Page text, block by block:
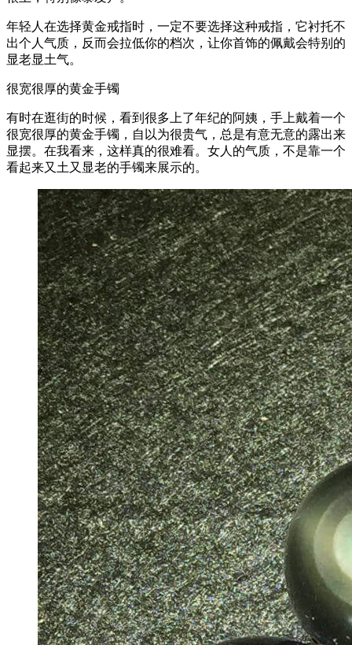
年轻人在选择黄金戒指时，一定不要选择这种戒指，它衬托不
出个人气质，反而会拉低你的档次，让你首饰的佩戴会特别的
显老显土气。
很宽很厚的黄金手镯
有时在逛街的时候，看到很多上了年纪的阿姨，手上戴着一个
很宽很厚的黄金手镯，自以为很贵气，总是有意无意的露出来
显摆。在我看来，这样真的很难看。女人的气质，不是靠一个
看起来又土又显老的手镯来展示的。